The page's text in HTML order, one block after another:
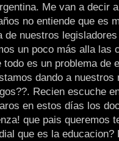
Me van a decir
no entiende que es
de nuestros
un poco más alla las
es un problema de
dando a
Recien escuche
en estos días los
que pais queremos
que es la educacion?